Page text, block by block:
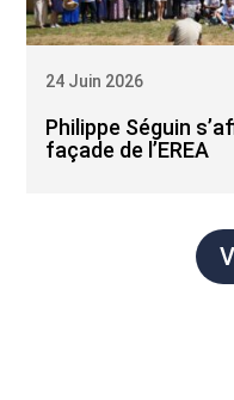
Philippe Séguin
façade de l’EREA
24 Juin 2026